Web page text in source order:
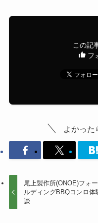
この記
フ
よかった
尾上製作所(ONOE)フォー
ルディングBBQコンロ体
談